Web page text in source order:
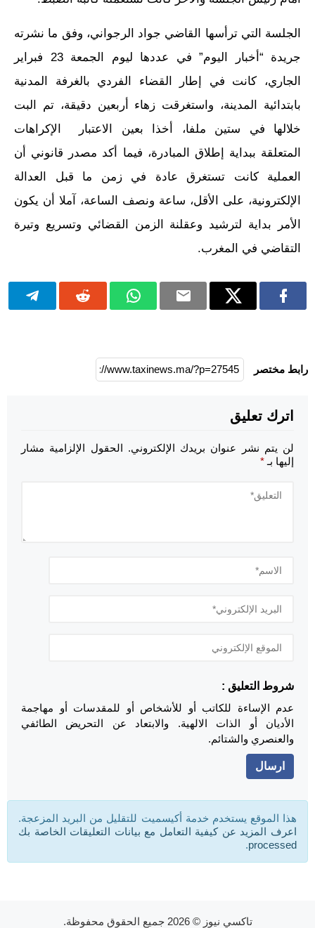
الجلسة التي ترأسها القاضي جواد الرجواني، وفق ما نشرته
جريدة “أخبار اليوم” في عددها ليوم الجمعة 23 فبراير
الجاري، كانت في إطار القضاء الفردي بالغرفة المدنية
بابتدائية المدينة، واستغرقت زهاء أربعين دقيقة، تم البت
خلالها في ستين ملفا، أخذا بعين الاعتبار الإكراهات
المتعلقة ببداية إطلاق المبادرة، فيما أكد مصدر قانوني أن
العملية كانت تستغرق عادة في زمن ما قبل العدالة
الإلكترونية، على الأقل، ساعة ونصف الساعة، آملا أن يكون
الأمر بداية لترشيد وعقلنة الزمن القضائي وتسريع وتيرة
التقاضي في المغرب.
رابط مختصر
اترك تعليق
لن يتم نشر عنوان بريدك الإلكتروني. الحقول الإلزامية مشار
إليها بـ *
شروط التعليق :
عدم الإساءة للكاتب أو للأشخاص أو للمقدسات أو مهاجمة
الأديان أو الذات الالهية. والابتعاد عن التحريض الطائفي
والعنصري والشتائم.
هذا الموقع يستخدم خدمة أكيسميت للتقليل من البريد المزعجة.
اعرف المزيد عن كيفية التعامل مع بيانات التعليقات الخاصة بك
processed
.
تاكسي نيوز © 2026 جميع الحقوق محفوظة.